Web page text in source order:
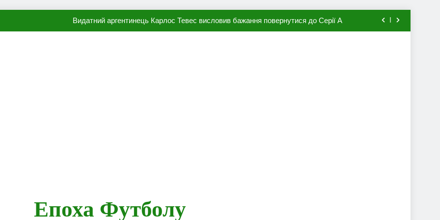
Видатний аргентинець Карлос Тевес висловив бажання повернутися до Серії А
Наполі готовий продати Осімхена в ПСЖ: відома ціна трансфера
Епоха Футболу